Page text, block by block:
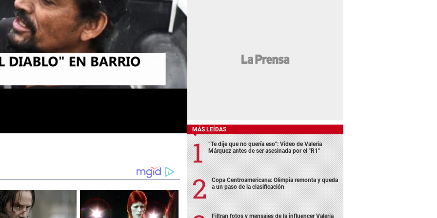
MÁS LEÍDAS
“Te dije que no quería eso”: Video de Valeria
Márquez antes de ser asesinada por el "R1"
Copa Centroamericana: Olimpia remonta y queda
a un paso de la clasificación
Filtran fotos y mensajes de la influencer Valeria